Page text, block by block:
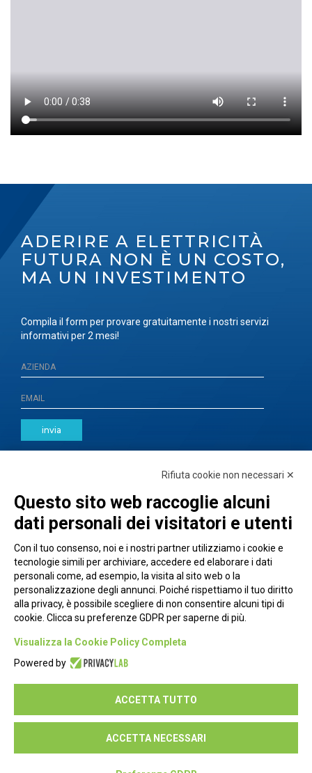
ADERIRE A ELETTRICITÀ
FUTURA NON È UN COSTO,
MA UN INVESTIMENTO
Compila il form per provare gratuitamente i nostri servizi
informativi per 2 mesi!
invia
Piazza Alessandria, 24 - 00198 Roma
Privacy Policy
Seguici su:
Rifiuta cookie non necessari ✕
Questo sito web raccoglie alcuni
dati personali dei visitatori e utenti
Con il tuo consenso, noi e i nostri partner utilizziamo i cookie e
tecnologie simili per archiviare, accedere ed elaborare i dati
personali come, ad esempio, la visita al sito web o la
personalizzazione degli annunci. Poiché rispettiamo il tuo diritto
alla privacy, è possibile scegliere di non consentire alcuni tipi di
cookie. Clicca su preferenze GDPR per saperne di più.
Visualizza la Cookie Policy Completa
Powered by
ACCETTA TUTTO
ACCETTA NECESSARI